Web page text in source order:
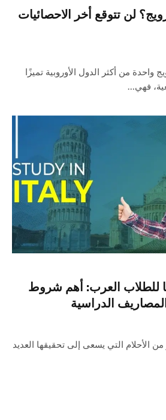
لن تتوقع أخر الاحصائيات
واحدة من أكثر الدول الأوروبية تميزًا
فهي…
للطلاب العرب: أهم شروط
الدراسية
من الأحلام التي يسعى إلى تحقيقها العديد